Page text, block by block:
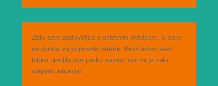
Zelo sem zadovoljna s spletnim kreditom, ki sem
ga dobila za popravilo strehe. Brez težav sem
lahko uredila vse preko spleta, kar mi je zelo
olajšalo situacijo.